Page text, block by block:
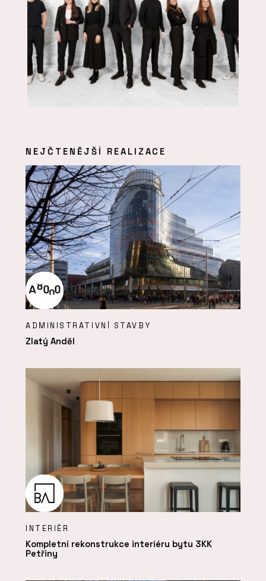
NEJČTENĚJŠÍ REALIZACE
ADMINISTRATIVNÍ STAVBY
Zlatý Anděl
INTERIÉR
Kompletní rekonstrukce interiéru bytu 3KK
Petřiny